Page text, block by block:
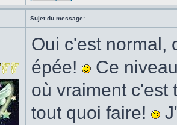
Sujet du message:
Oui c'est normal,
épée!
Ce
où vraiment c'est
tout quoi faire!